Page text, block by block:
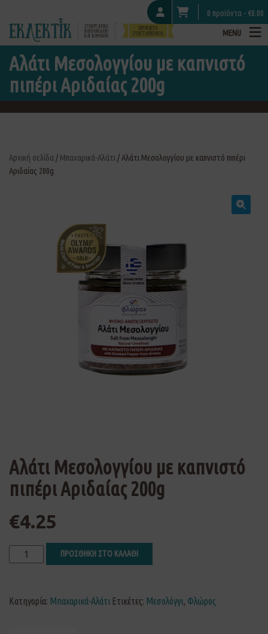
0 προϊόντα - €0.00
MENU
Αλάτι Μεσολογγίου με καπνιστό
πιπέρι Αριδαίας 200g
Αρχική σελίδα / Μπαχαρικά-Αλάτι / Αλάτι Μεσολογγίου με καπνιστό πιπέρι
Αριδαίας 200g
Αλάτι Μεσολογγίου με καπνιστό
πιπέρι Αριδαίας 200g
€4.25
ΠΡΟΣΘΗΚΗ ΣΤΟ ΚΑΛΑΘΙ
Κατηγορία: Μπαχαρικά-Αλάτι Ετικέτες: Μεσολόγγι, Φλώρος